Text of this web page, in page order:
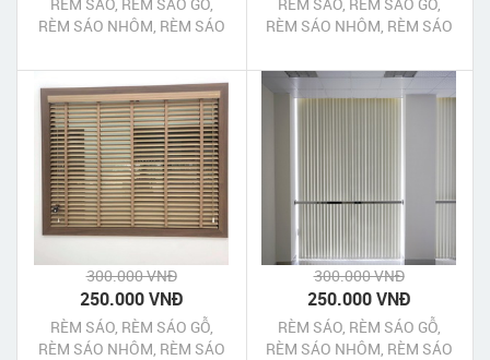
RÈM SÁO NHÔM, RÈM SÁO
RÈM SÁO NHÔM, RÈM SÁO
300.000 VNĐ
250.000 VNĐ
RÈM SÁO, RÈM SÁO GỖ,
RÈM SÁO NHÔM, RÈM SÁO
300.000 VNĐ
250.000 VNĐ
RÈM SÁO, RÈM SÁO GỖ,
RÈM SÁO NHÔM, RÈM SÁO